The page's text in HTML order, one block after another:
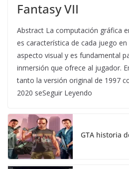
Fantasy VII
Abstract La computación gráfica
es característica de cada juego
aspecto visual y es fundamental
inmersión que ofrece al jugador.
tanto la versión original de 1997
2020 seSeguir Leyendo
GTA historia